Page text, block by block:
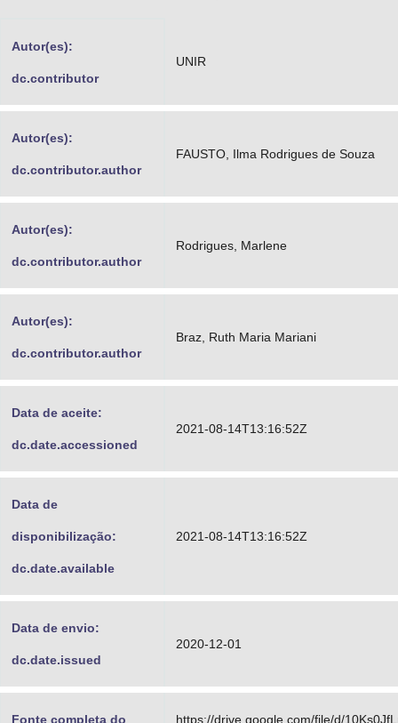
Autor(es):
dc.contributor
UNIR
Autor(es):
dc.contributor.author
FAUSTO, Ilma Rodrigues de Souza
Autor(es):
dc.contributor.author
Rodrigues, Marlene
Autor(es):
dc.contributor.author
Braz, Ruth Maria Mariani
Data de aceite:
dc.date.accessioned
2021-08-14T13:16:52Z
Data de
disponibilização:
dc.date.available
2021-08-14T13:16:52Z
Data de envio:
dc.date.issued
2020-12-01
Fonte completa do https://drive.google.com/file/d/